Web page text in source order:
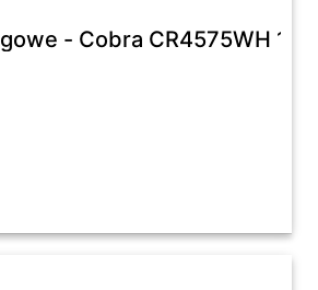
- Cobra CR4575WH